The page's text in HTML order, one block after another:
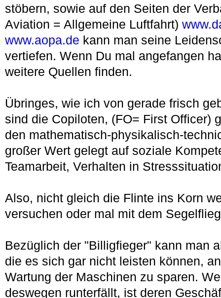
stöbern, sowie auf den Seiten der
Aviation = Allgemeine Luftfahrt)
www.aopa.de kann man seine
vertiefen. Wenn Du mal angefangen
weitere Quellen finden.
Übringes, wie ich von gerade frisch
sind die Copiloten, (FO= First Officer)
den mathematisch-physikalisch-
großer Wert gelegt auf soziale
Teamarbeit, Verhalten in
Also, nicht gleich die Flinte ins Korn
versuchen oder mal mit dem
Bezüglich der "Billigfieger" kann man
die es sich gar nicht leisten können,
Wartung der Maschinen zu sparen.
deswegen runterfällt, ist deren